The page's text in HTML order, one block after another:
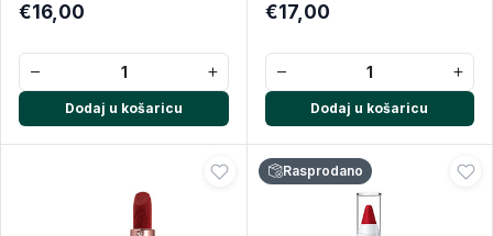
€16,00
− +
Dodaj u košaricu
€17,00
− +
Dodaj u košaricu
Rasprodano